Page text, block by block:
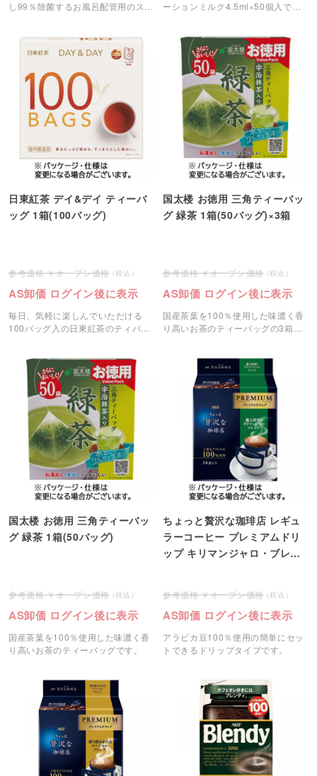
し99％除菌するお風呂配管用のスク
ーションミルク4.5ml×50個入で
日東紅茶 デイ&デイ ティーバ
ッグ 1箱(100バッグ)
オープン価格
AS卸価 ログイン後に表示
毎日、気軽に楽しんでいただける
100バッグ入の日東紅茶のティバッ
国太楼 お徳用 三角ティーバッ
グ 緑茶 1箱(50バッグ)×3箱
オープン価格
AS卸価 ログイン後に表示
国産茶葉を100％使用した味濃く香
り高いお茶のティーバッグの3箱セ
国太楼 お徳用 三角ティーバッ
グ 緑茶 1箱(50バッグ)
オープン価格
AS卸価 ログイン後に表示
国産茶葉を100％使用した味濃く香
り高いお茶のティーバッグです。
ちょっと贅沢な珈琲店 レギュ
ラーコーヒー プレミアムドリ
ップ キリマンジャロ・ブレン
オープン価格
AS卸価 ログイン後に表示
アラビカ豆100％使用の簡単にセッ
トできるドリップタイプです。